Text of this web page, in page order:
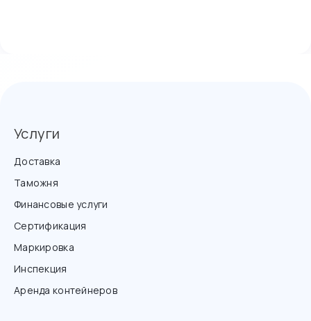
Услуги
Доставка
Таможня
Финансовые услуги
Сертификация
Маркировка
Инспекция
Аренда контейнеров